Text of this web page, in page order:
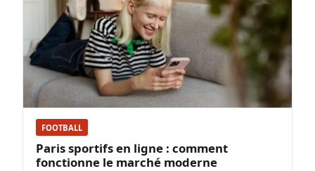
FOOTBALL
Paris sportifs en ligne : comment
fonctionne le marché moderne